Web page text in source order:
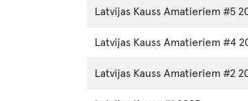
Latvijas Kauss Amatieriem #5
Latvijas Kauss Amatieriem #4
Latvijas Kauss Amatieriem #2